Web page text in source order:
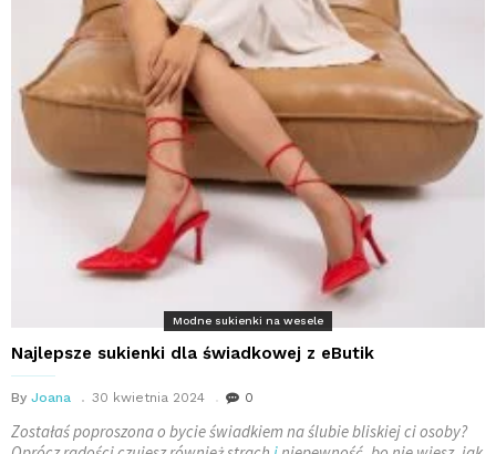
Modne sukienki na wesele
Najlepsze sukienki dla świadkowej z eButik
By Joana 30 kwietnia 2024 0
Zostałaś poproszona o bycie świadkiem na ślubie bliskiej ci osoby?